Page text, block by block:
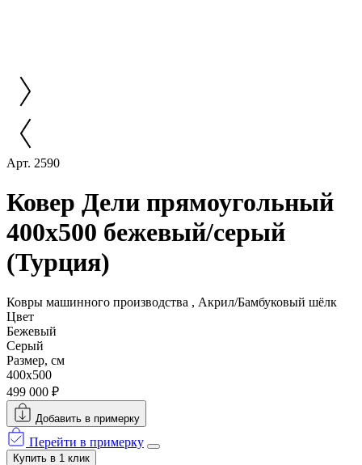
Арт. 2590
Ковер Дели прямоугольный
400x500 бежевый/серый
(Турция)
Ковры машинного производства , Акрил/Бамбуковый шёлк
Цвет
Бежевый
Серый
Размер, см
400x500
499 000 ₽
Добавить в примерку
Перейти в примерку
Купить в 1 клик